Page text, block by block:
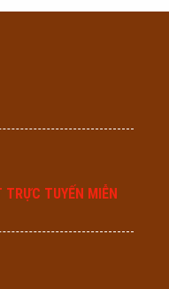
TUYẾN MIỄN